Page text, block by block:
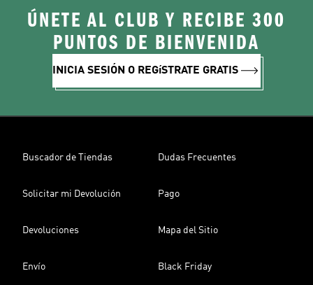
ÚNETE AL CLUB Y RECIBE 300
PUNTOS DE BIENVENIDA
INICIA SESIÓN O REGíSTRATE GRATIS
Buscador de Tiendas Dudas Frecuentes
Solicitar mi Devolución Pago
Devoluciones Mapa del Sitio
Envío Black Friday